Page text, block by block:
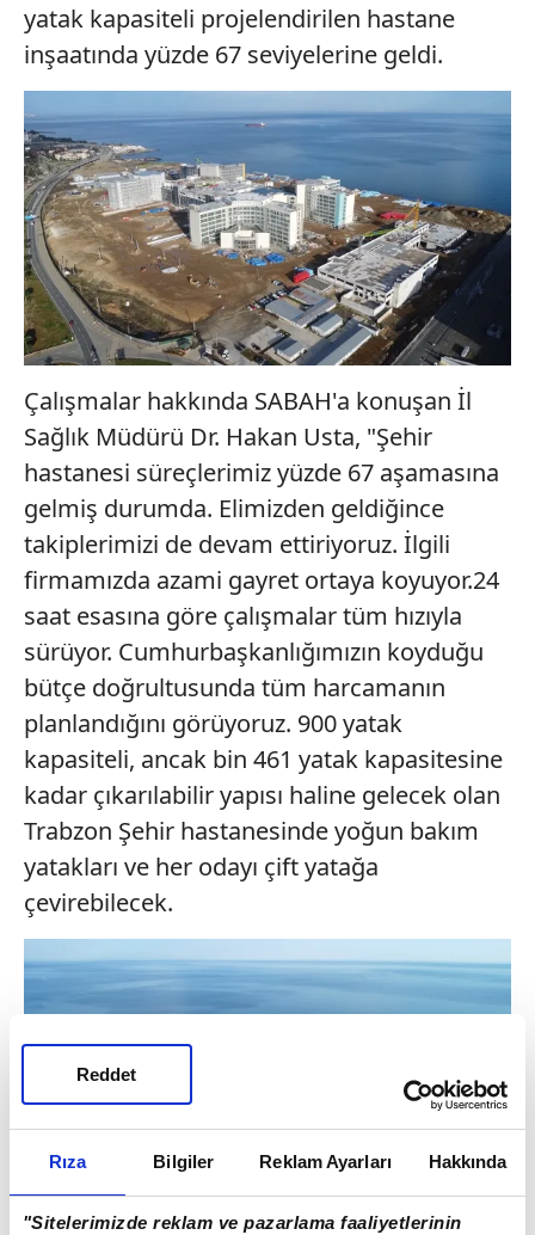
Rıza Bilgiler Reklam Ayarları Hakkında
"Sitelerimizde reklam ve pazarlama faaliyetlerinin
Reddet
yatak kapasiteli projelendirilen hastane
inşaatında yüzde 67 seviyelerine geldi.
Çalışmalar hakkında SABAH'a konuşan İl
Sağlık Müdürü Dr. Hakan Usta, "Şehir
hastanesi süreçlerimiz yüzde 67 aşamasına
gelmiş durumda. Elimizden geldiğince
takiplerimizi de devam ettiriyoruz. İlgili
firmamızda azami gayret ortaya koyuyor.24
saat esasına göre çalışmalar tüm hızıyla
sürüyor. Cumhurbaşkanlığımızın koyduğu
bütçe doğrultusunda tüm harcamanın
planlandığını görüyoruz. 900 yatak
kapasiteli, ancak bin 461 yatak kapasitesine
kadar çıkarılabilir yapısı haline gelecek olan
Trabzon Şehir hastanesinde yoğun bakım
yatakları ve her odayı çift yatağa
çevirebilecek.